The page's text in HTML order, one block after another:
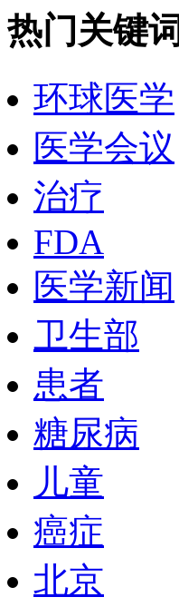
热门关键词
环球医学
医学会议
治疗
FDA
医学新闻
卫生部
患者
糖尿病
儿童
癌症
北京